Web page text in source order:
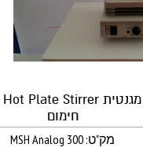
חימום
מק"ט: MSH Analog 300